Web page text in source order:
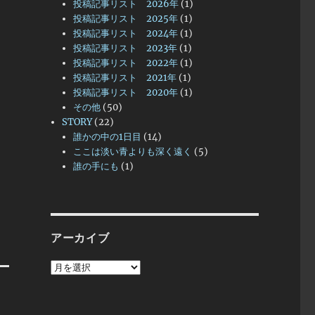
投稿記事リスト 2026年 (1)
投稿記事リスト 2025年 (1)
投稿記事リスト 2024年 (1)
投稿記事リスト 2023年 (1)
投稿記事リスト 2022年 (1)
投稿記事リスト 2021年 (1)
投稿記事リスト 2020年 (1)
その他 (50)
STORY(22)
誰かの中の1日目 (14)
ここは淡い青よりも深く遠く (5)
誰の手にも (1)
アーカイブ
ア